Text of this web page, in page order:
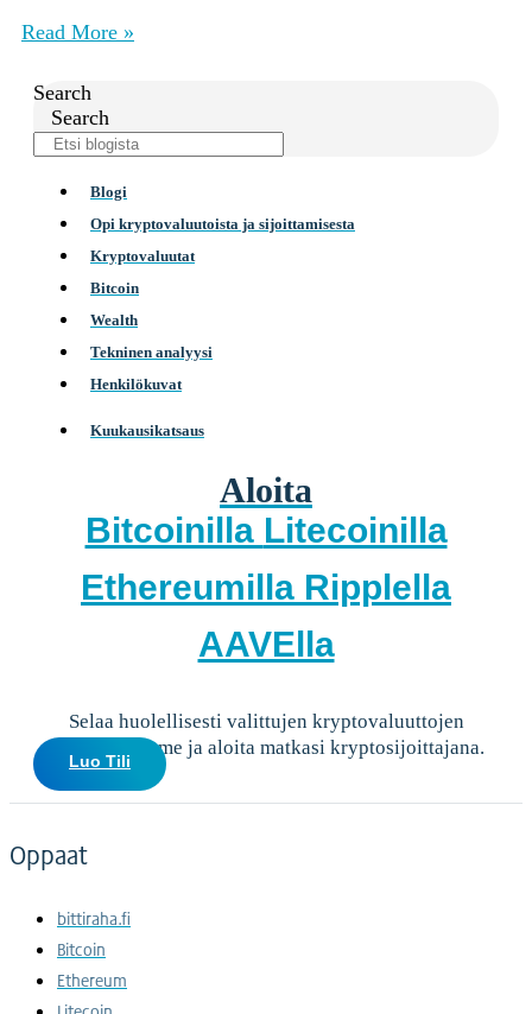
Read More »
Search
Search
Blogi
Opi kryptovaluutoista ja sijoittamisesta
Kryptovaluutat
Bitcoin
Wealth
Tekninen analyysi
Henkilökuvat
Kuukausikatsaus
Aloita
Bitcoinilla Litecoinilla
Ethereumilla Ripplella
AAVElla
Selaa huolellisesti valittujen kryptovaluuttojen
valikoimaamme ja aloita matkasi kryptosijoittajana.
Luo Tili
Oppaat
bittiraha.fi
Bitcoin
Ethereum